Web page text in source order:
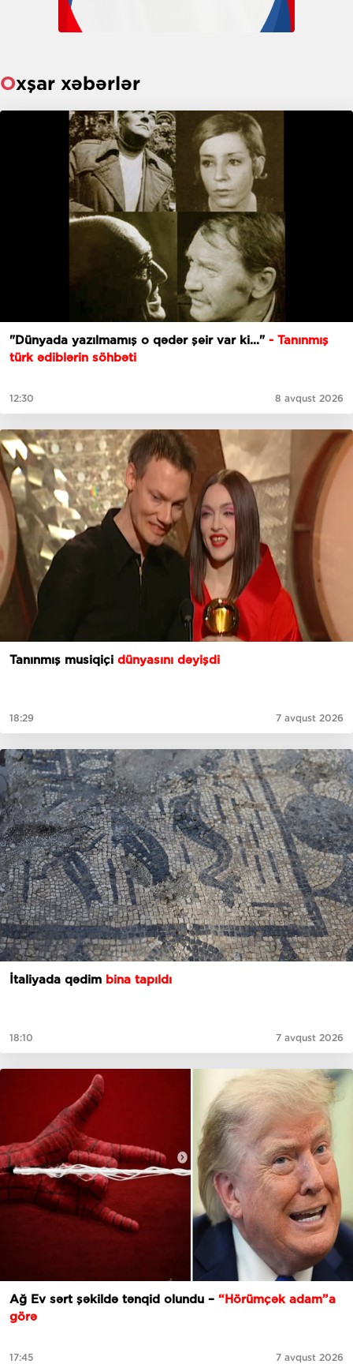
Oxşar xəbərlər
"Dünyada yazılmamış o qədər şeir var ki..." - Tanınmış
türk ədiblərin söhbəti
12:30 8 avqust 2026
Tanınmış musiqiçi dünyasını dəyişdi
18:29 7 avqust 2026
İtaliyada qədim bina tapıldı
18:10 7 avqust 2026
Ağ Ev sərt şəkildə tənqid olundu – “Hörümçək adam”a
görə
17:45 7 avqust 2026